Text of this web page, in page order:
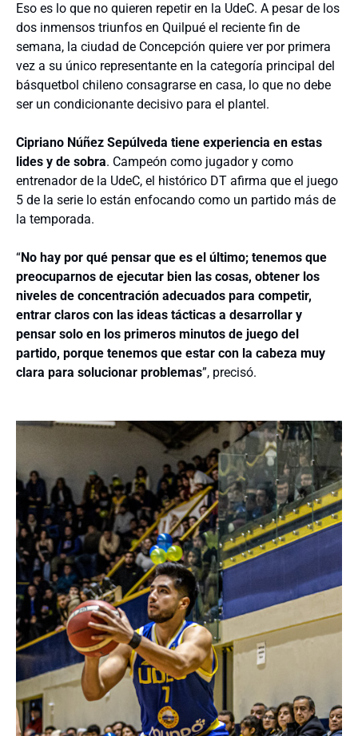
Eso es lo que no quieren repetir en la UdeC. A pesar de los
dos inmensos triunfos en Quilpué el reciente fin de
semana, la ciudad de Concepción quiere ver por primera
vez a su único representante en la categoría principal del
básquetbol chileno consagrarse en casa, lo que no debe
ser un condicionante decisivo para el plantel.
Cipriano Núñez Sepúlveda tiene experiencia en estas
lides y de sobra. Campeón como jugador y como
entrenador de la UdeC, el histórico DT afirma que el juego
5 de la serie lo están enfocando como un partido más de
la temporada.
“No hay por qué pensar que es el último; tenemos que
preocuparnos de ejecutar bien las cosas, obtener los
niveles de concentración adecuados para competir,
entrar claros con las ideas tácticas a desarrollar y
pensar solo en los primeros minutos de juego del
partido, porque tenemos que estar con la cabeza muy
clara para solucionar problemas”, precisó.